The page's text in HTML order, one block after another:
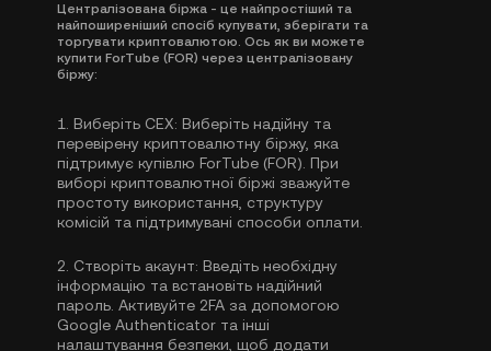
Централізована біржа - це найпростіший та
найпоширеніший спосіб купувати, зберігати та
торгувати криптовалютою. Ось як ви можете
купити ForTube (FOR) через централізовану
біржу:
1. Виберіть CEX: Виберіть надійну та
перевірену криптовалютну біржу, яка
підтримує купівлю ForTube (FOR). При
виборі криптовалютної біржі зважуйте
простоту використання, структуру
комісій та підтримувані способи оплати.
2. Створіть акаунт: Введіть необхідну
інформацію та встановіть надійний
пароль. Активуйте 2FA за допомогою
Google Authenticator та інші
налаштування безпеки, щоб додати